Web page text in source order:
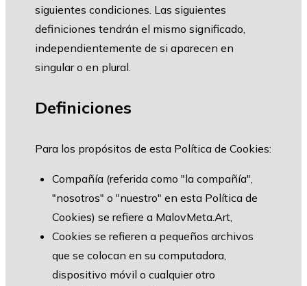
siguientes condiciones. Las siguientes
definiciones tendrán el mismo significado,
independientemente de si aparecen en
singular o en plural.
Definiciones
Para los propósitos de esta Política de Cookies:
Compañía (referida como "la compañía",
"nosotros" o "nuestro" en esta Política de
Cookies) se refiere a MalovMeta.Art,
Cookies se refieren a pequeños archivos
que se colocan en su computadora,
dispositivo móvil o cualquier otro